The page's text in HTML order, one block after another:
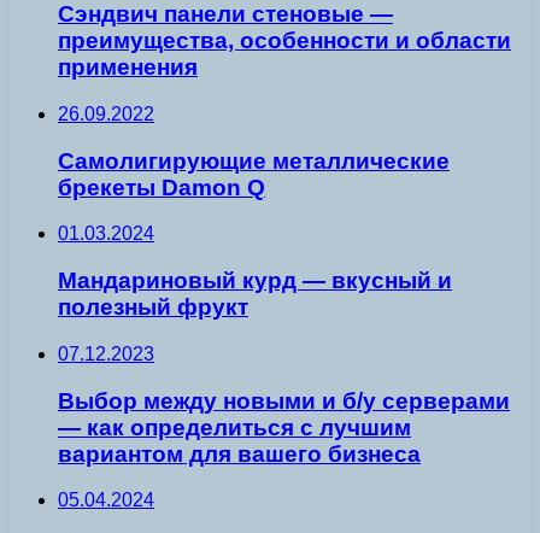
Сэндвич панели стеновые —
преимущества, особенности и области
применения
26.09.2022
Самолигирующие металлические
брекеты Damon Q
01.03.2024
Мандариновый курд — вкусный и
полезный фрукт
07.12.2023
Выбор между новыми и б/у серверами
— как определиться с лучшим
вариантом для вашего бизнеса
05.04.2024